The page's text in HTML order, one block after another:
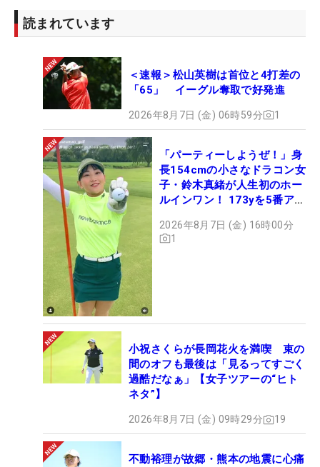
読まれています
＜速報＞松山英樹は首位と4打差の
「65」 イーグル奪取で好発進
2026年8月7日 (金) 06時59分 1
「パーティーしようぜ！」身
長154cmの小さなドラコン女
子・鈴木真緒が人生初のホー
ルインワン！ 173yを5番アイ
2026年8月7日 (金) 16時00分
1
小祝さくらが長岡花火を満喫 束の
間のオフも最後は「見るってすごく
過酷だなぁ」【女子ツアーの“ヒト
ネタ”】
2026年8月7日 (金) 09時29分 19
不動裕理が故郷・熊本の地震に心痛